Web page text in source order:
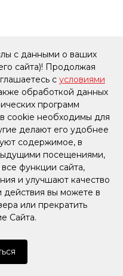
с данными о ваших
сайта)! Продолжая
с условиями
обработкой данных
программ
cookie необходимы для
делают его удобнее
содержимое, в
посещениями,
функции сайта,
и улучшают качество
действия вы можете в
или прекратить
Сайта.